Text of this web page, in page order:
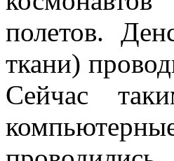
полетов.
ткани)
Сейчас